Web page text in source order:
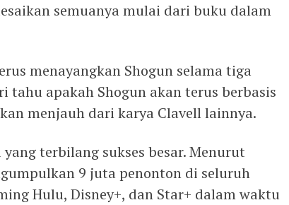
semuanya mulai dari buku dalam
menayangkan Shogun selama tiga
tahu apakah Shogun akan terus berbasis
menjauh dari karya Clavell lainnya.
terbilang sukses besar. Menurut
9 juta penonton di seluruh
Hulu, Disney+, dan Star+ dalam waktu